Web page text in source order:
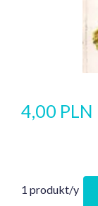
4,00 PLN
1 produkt/y